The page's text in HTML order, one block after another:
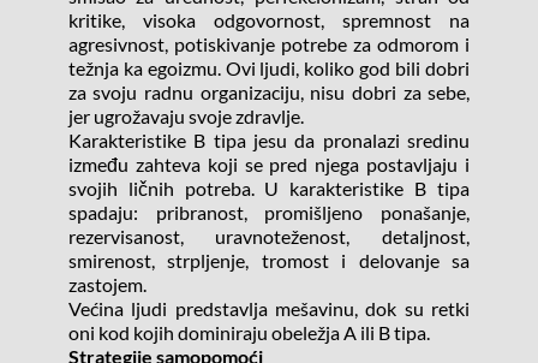
kritike, visoka odgovornost, spremnost na
agresivnost, potiskivanje potrebe za odmorom i
težnja ka egoizmu. Ovi ljudi, koliko god bili dobri
za svoju radnu organizaciju, nisu dobri za sebe,
jer ugrožavaju svoje zdravlje.
Karakteristike B tipa jesu da pronalazi sredinu
između zahteva koji se pred njega postavljaju i
svojih ličnih potreba. U karakteristike B tipa
spadaju: pribranost, promišljeno ponašanje,
rezervisanost, uravnoteženost, detaljnost,
smirenost, strpljenje, tromost i delovanje sa
zastojem.
Većina ljudi predstavlja mešavinu, dok su retki
oni kod kojih dominiraju obeležja A ili B tipa.
Strategije samopomoći